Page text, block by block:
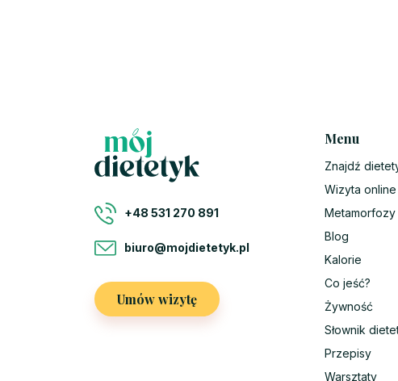
+48 531 270 891
biuro@mojdietetyk.pl
Umów wizytę
Menu
Znajdź
Wizyta online
Metamorfozy
Blog
Kalorie
Co jeść?
Żywność
Słownik
Przepisy
Warsztaty